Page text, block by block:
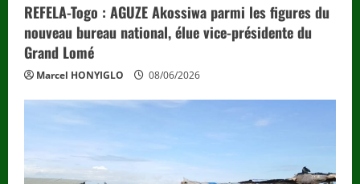
REFELA-Togo : AGUZE Akossiwa parmi les figures du
nouveau bureau national, élue vice-présidente du
Grand Lomé
Marcel HONYIGLO 08/06/2026